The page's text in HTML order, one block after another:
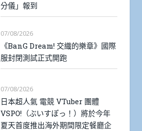
分儀」報到
07/08/2026
《BanG Dream! 交織的樂章》國際
服封閉測試正式開跑
07/08/2026
日本超人氣 電競 VTuber 團體
VSPO!（ぶいすぽっ！）將於今年
夏天首度推出海外期間限定餐廳企